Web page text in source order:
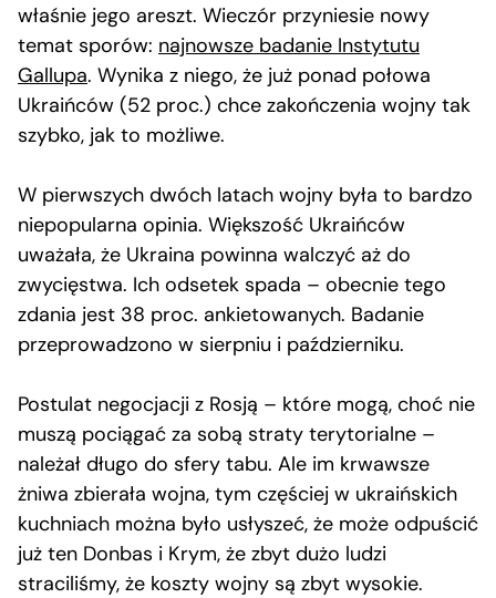
właśnie jego areszt. Wieczór przyniesie nowy
temat sporów: najnowsze badanie Instytutu
Gallupa. Wynika z niego, że już ponad połowa
Ukraińców (52 proc.) chce zakończenia wojny tak
szybko, jak to możliwe.
W pierwszych dwóch latach wojny była to bardzo
niepopularna opinia. Większość Ukraińców
uważała, że Ukraina powinna walczyć aż do
zwycięstwa. Ich odsetek spada – obecnie tego
zdania jest 38 proc. ankietowanych. Badanie
przeprowadzono w sierpniu i październiku.
Postulat negocjacji z Rosją – które mogą, choć nie
muszą pociągać za sobą straty terytorialne –
należał długo do sfery tabu. Ale im krwawsze
żniwa zbierała wojna, tym częściej w ukraińskich
kuchniach można było usłyszeć, że może odpuścić
już ten Donbas i Krym, że zbyt dużo ludzi
straciliśmy, że koszty wojny są zbyt wysokie.